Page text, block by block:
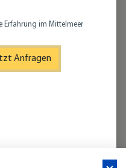
zusammen, die
Hersteller von
Sie und sehen
bereithalten.
Erfahrung im Mittelmeer
Anfragen​